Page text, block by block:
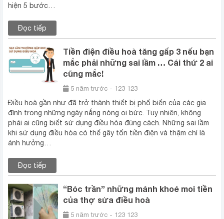
hiện 5 bước…
Đọc tiếp
Tiền điện điều hoà tăng gấp 3 nếu bạn
mắc phải những sai lầm … Cái thứ 2 ai
cũng mắc!
5 năm trước - 123 123
Điều hoà gần như đã trở thành thiết bị phổ biến của các gia
đình trong những ngày nắng nóng oi bức. Tuy nhiên, không
phải ai cũng biết sử dụng điều hòa đúng cách. Những sai lầm
khi sử dụng điều hòa có thể gây tốn tiền điện và thậm chí là
ảnh hưởng…
Đọc tiếp
“Bóc trần” những mánh khoé moi tiền
của thợ sửa điều hoà
5 năm trước - 123 123